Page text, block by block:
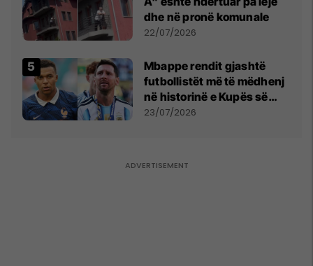
dhe në pronë komunale
22/07/2026
Mbappe rendit gjashtë
futbollistët më të mëdhenj
në historinë e Kupës së
Botës, Messi mbetet i dyti
23/07/2026